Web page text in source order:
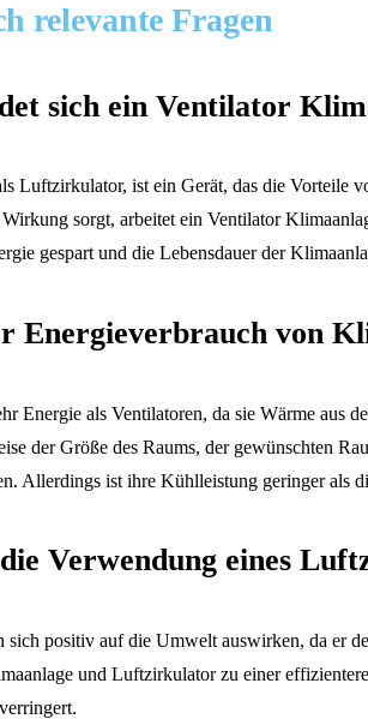
relevante Fragen
sich ein Ventilator
Luftzirkulator, ist ein Gerät, das die
sorgt, arbeitet ein Ventilator
gespart und die Lebensdauer der
Energieverbrauch von
Energie als Ventilatoren, da sie Wärme aus
der Größe des Raums, der gewünschten
Allerdings ist ihre Kühlleistung geringer als
Verwendung eines
positiv auf die Umwelt auswirken, da er
und Luftzirkulator zu einer